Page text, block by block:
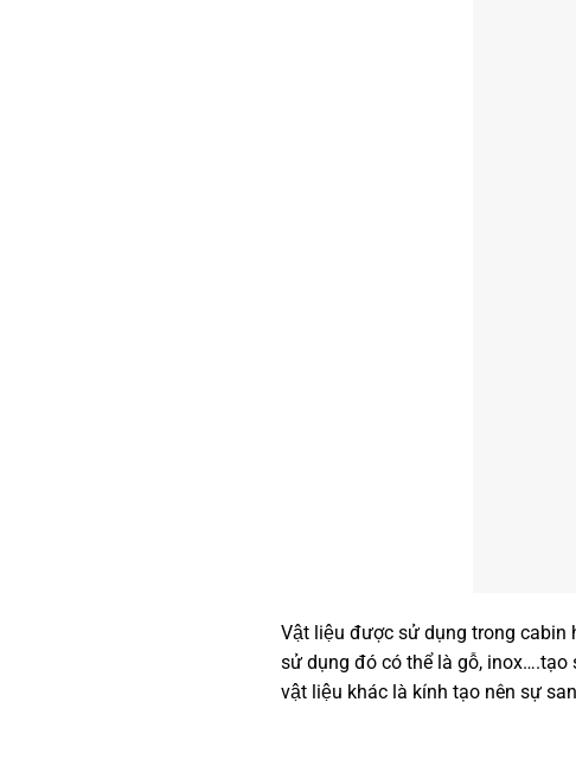
Vật liệu được sử dụng trong cabin
sử dụng đó có thể là gỗ,
vật liệu khác là kính tạo nên sự